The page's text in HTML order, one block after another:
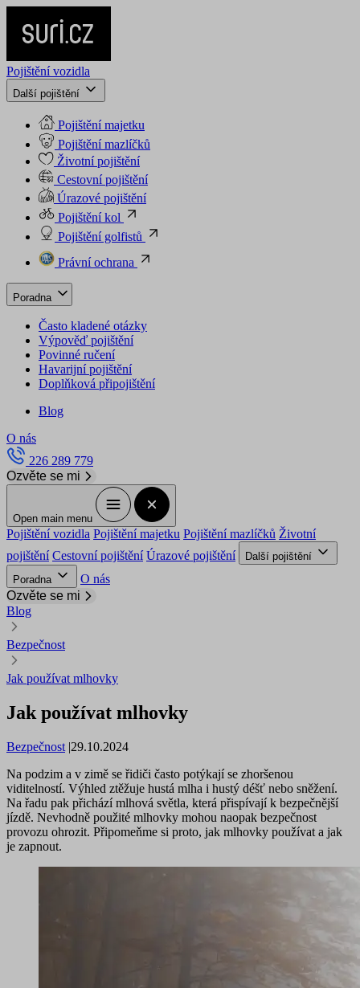
Pojištění vozidla
Další pojištění
Pojištění majetku
Pojištění mazlíčků
Životní pojištění
Cestovní pojištění
Úrazové pojištění
Pojištění kol
Pojištění golfistů
Právní ochrana
Poradna
Často kladené otázky
Výpověď pojištění
Povinné ručení
Havarijní pojištění
Doplňková připojištění
Blog
O nás
226 289 779
Ozvěte se mi
Open main menu
Pojištění vozidla Pojištění majetku Pojištění mazlíčků Životní
pojištění Cestovní pojištění Úrazové pojištění
Další pojištění
Poradna
O nás
Ozvěte se mi
Blog
Bezpečnost
Jak používat mlhovky
Jak používat mlhovky
Bezpečnost |29.10.2024
Na podzim a v zimě se řidiči často potýkají se zhoršenou
viditelností. Výhled ztěžuje hustá mlha i hustý déšť nebo sněžení.
Na řadu pak přichází mlhová světla, která přispívají k bezpečnější
jízdě. Nevhodně použité mlhovky mohou naopak bezpečnost
provozu ohrozit. Připomeňme si proto, jak mlhovky používat a jak
je zapnout.